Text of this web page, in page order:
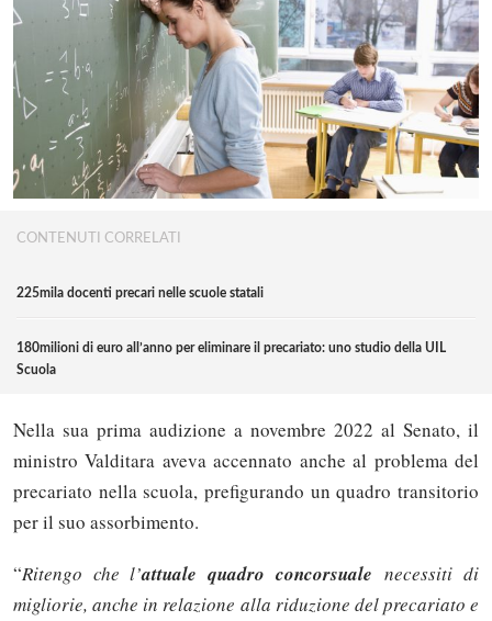
CONTENUTI CORRELATI
225mila docenti precari nelle scuole statali
180milioni di euro all’anno per eliminare il precariato: uno studio della UIL
Scuola
Nella sua prima audizione a novembre 2022 al Senato, il
ministro Valditara aveva accennato anche al problema del
precariato nella scuola, prefigurando un quadro transitorio
per il suo assorbimento.
“Ritengo che l’attuale quadro concorsuale necessiti di
migliorie, anche in relazione alla riduzione del precariato e